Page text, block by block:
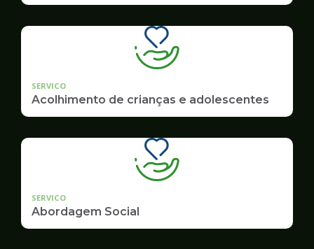
SERVICO
Acolhimento de crianças e adolescentes
SERVICO
Abordagem Social